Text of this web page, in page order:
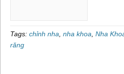
Tags: chỉnh nha nha khoa Nha
răng